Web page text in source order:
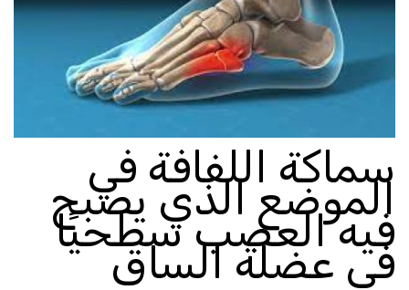
سماكة اللفافةفي
الموضع الذي يصبح
فيه العصب سطحيًا
في عضلة الساق